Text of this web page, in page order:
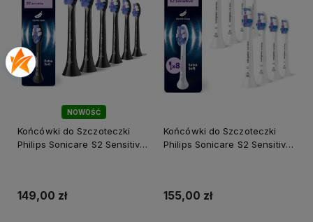
NOWOŚĆ
Końcówki do Szczoteczki
Philips Sonicare S2 Sensitive
149,00 zł
Końcówki do Szczoteczki
Philips Sonicare S2 Sensitive
155,00 zł